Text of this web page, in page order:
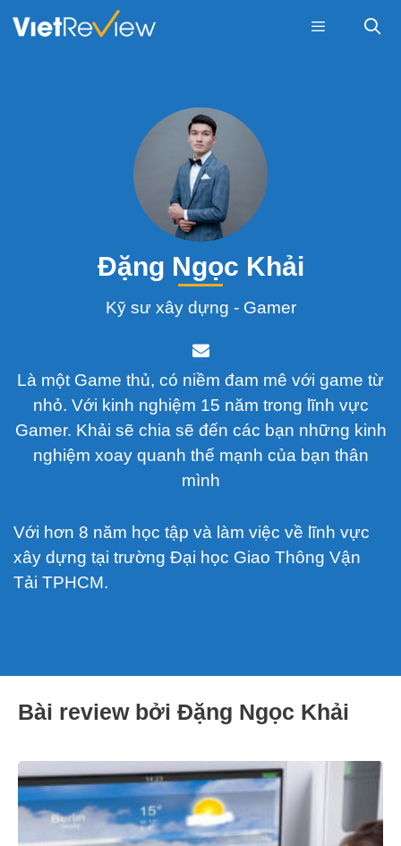
Đặng Ngọc Khải
Kỹ sư xây dựng - Gamer
Là một Game thủ, có niềm đam mê với game từ
nhỏ. Với kinh nghiệm 15 năm trong lĩnh vực
Gamer. Khải sẽ chia sẽ đến các bạn những kinh
nghiệm xoay quanh thế mạnh của bạn thân
mình
Với hơn 8 năm học tập và làm việc về lĩnh vực
xây dựng tại trường Đại học Giao Thông Vận
Tải TPHCM.
Bài review bởi Đặng Ngọc Khải